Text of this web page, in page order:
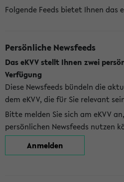
Folgende Feeds bietet Ihnen das
Persönliche Newsfeeds
Das eKVV stellt Ihnen zwei
Verfügung
Diese Newsfeeds bündeln die
dem eKVV, die für Sie relevant
Bitte melden Sie sich am eKVV
persönlichen Newsfeeds nutzen
Anmelden